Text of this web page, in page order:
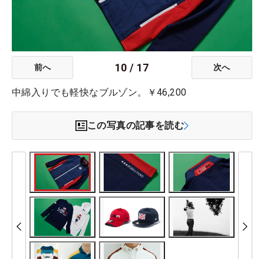
前へ 10 / 17 次へ
中綿入りでも軽快なブルゾン。￥46,200
この写真の記事を読む